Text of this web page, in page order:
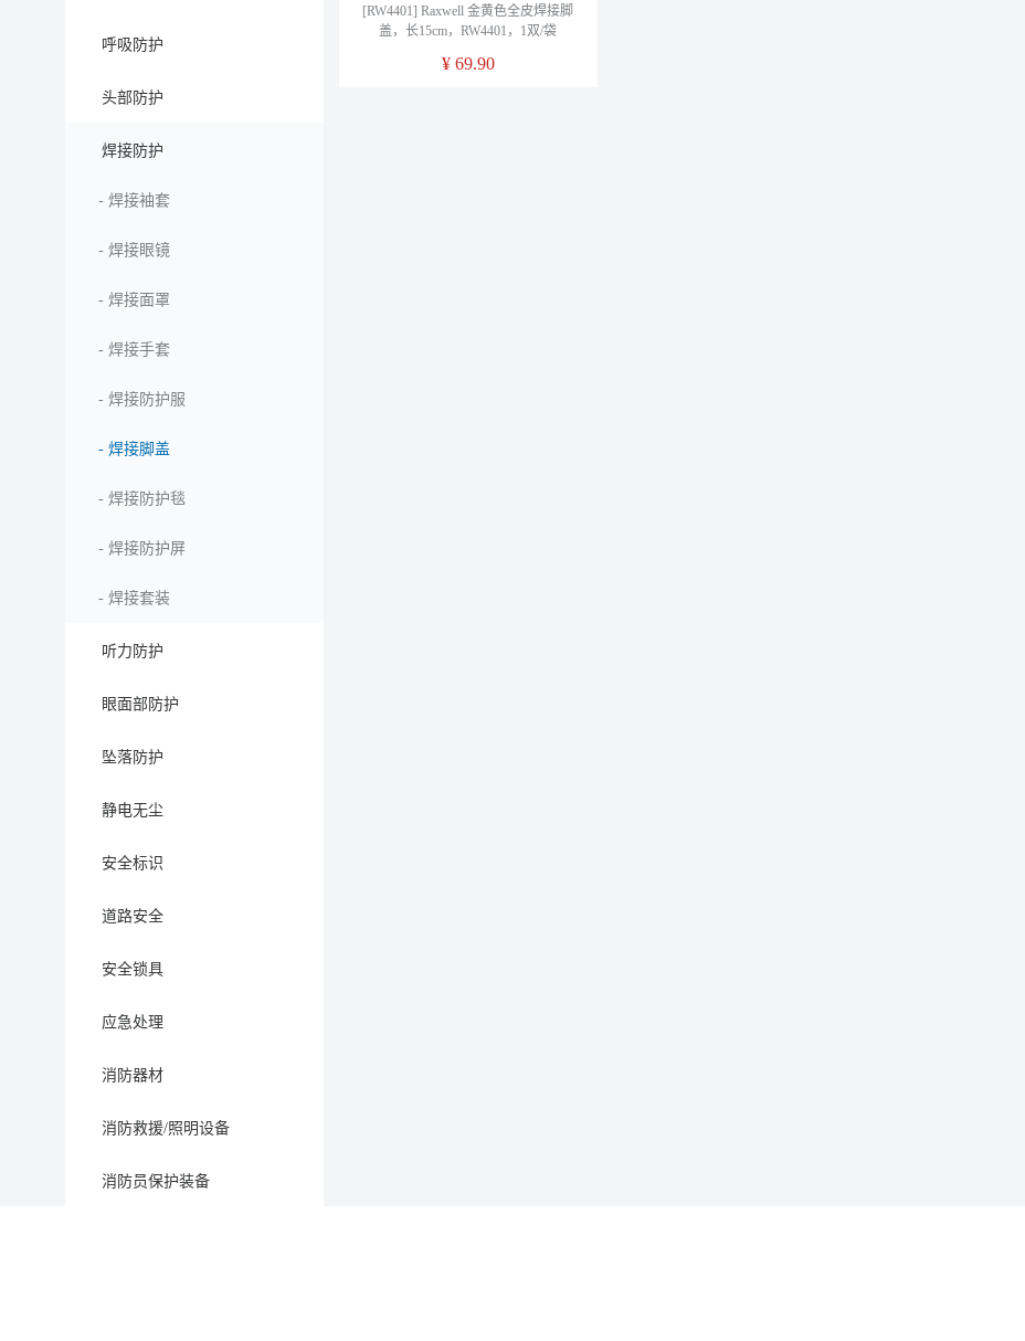
呼吸防护
头部防护
焊接防护
- 焊接袖套
- 焊接眼镜
- 焊接面罩
- 焊接手套
- 焊接防护服
- 焊接脚盖
- 焊接防护毯
- 焊接防护屏
- 焊接套装
听力防护
眼面部防护
坠落防护
静电无尘
安全标识
道路安全
安全锁具
应急处理
消防器材
消防救援/照明设备
消防员保护装备
[RW4401] Raxwell 金黄色全皮焊接脚
盖，长15cm，RW4401，1双/袋
¥ 69.90